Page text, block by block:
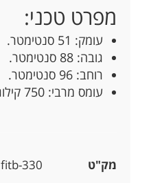
מפרט טכני:
עומק: 51 סנטימטר.
גובה: 88 סנטימטר.
רוחב: 96 סנטימטר.
עומס מרבי: 750 קילוגרם.
מק"ט
fitb-330